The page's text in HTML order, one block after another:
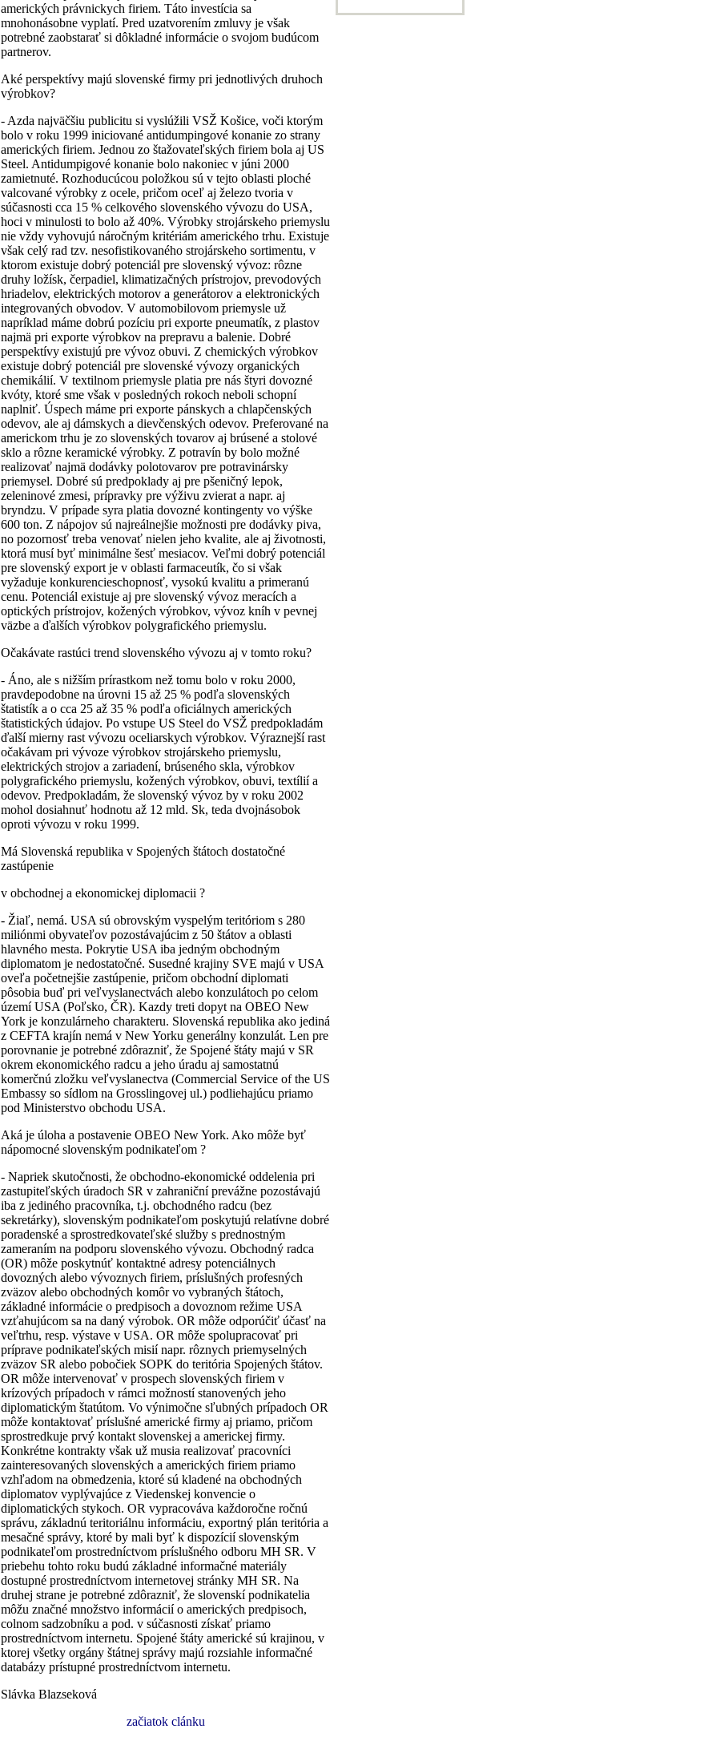
amerických právnickych firiem. Táto investícia sa
mnohonásobne vyplatí. Pred uzatvorením zmluvy je však
potrebné zaobstarať si dôkladné informácie o svojom budúcom
partnerov.
Aké perspektívy majú slovenské firmy pri jednotlivých druhoch
výrobkov?
- Azda najväčšiu publicitu si vyslúžili VSŽ Košice, voči ktorým
bolo v roku 1999 iniciované antidumpingové konanie zo strany
amerických firiem. Jednou zo štažovateľských firiem bola aj US
Steel. Antidumpigové konanie bolo nakoniec v júni 2000
zamietnuté. Rozhoducúcou položkou sú v tejto oblasti ploché
valcované výrobky z ocele, pričom oceľ aj železo tvoria v
súčasnosti cca 15 % celkového slovenského vývozu do USA,
hoci v minulosti to bolo až 40%. Výrobky strojárskeho priemyslu
nie vždy vyhovujú náročným kritériám amerického trhu. Existuje
však celý rad tzv. nesofistikovaného strojárskeho sortimentu, v
ktorom existuje dobrý potenciál pre slovenský vývoz: rôzne
druhy ložísk, čerpadiel, klimatizačných prístrojov, prevodových
hriadelov, elektrických motorov a generátorov a elektronických
integrovaných obvodov. V automobilovom priemysle už
napríklad máme dobrú pozíciu pri exporte pneumatík, z plastov
najmä pri exporte výrobkov na prepravu a balenie. Dobré
perspektívy existujú pre vývoz obuvi. Z chemických výrobkov
existuje dobrý potenciál pre slovenské vývozy organických
chemikálií. V textilnom priemysle platia pre nás štyri dovozné
kvóty, ktoré sme však v posledných rokoch neboli schopní
naplniť. Úspech máme pri exporte pánskych a chlapčenských
odevov, ale aj dámskych a dievčenských odevov. Preferované na
americkom trhu je zo slovenských tovarov aj brúsené a stolové
sklo a rôzne keramické výrobky. Z potravín by bolo možné
realizovať najmä dodávky polotovarov pre potravinársky
priemysel. Dobré sú predpoklady aj pre pšeničný lepok,
zeleninové zmesi, prípravky pre výživu zvierat a napr. aj
bryndzu. V prípade syra platia dovozné kontingenty vo výške
600 ton. Z nápojov sú najreálnejšie možnosti pre dodávky piva,
no pozornosť treba venovať nielen jeho kvalite, ale aj životnosti,
ktorá musí byť minimálne šesť mesiacov. Veľmi dobrý potenciál
pre slovenský export je v oblasti farmaceutík, čo si však
vyžaduje konkurencieschopnosť, vysokú kvalitu a primeranú
cenu. Potenciál existuje aj pre slovenský vývoz meracích a
optických prístrojov, kožených výrobkov, vývoz kníh v pevnej
väzbe a ďalších výrobkov polygrafického priemyslu.
Očakávate rastúci trend slovenského vývozu aj v tomto roku?
- Áno, ale s nižším prírastkom než tomu bolo v roku 2000,
pravdepodobne na úrovni 15 až 25 % podľa slovenských
štatistík a o cca 25 až 35 % podľa oficiálnych amerických
štatistických údajov. Po vstupe US Steel do VSŽ predpokladám
ďalší mierny rast vývozu oceliarskych výrobkov. Výraznejší rast
očakávam pri vývoze výrobkov strojárskeho priemyslu,
elektrických strojov a zariadení, brúseného skla, výrobkov
polygrafického priemyslu, kožených výrobkov, obuvi, textílií a
odevov. Predpokladám, že slovenský vývoz by v roku 2002
mohol dosiahnuť hodnotu až 12 mld. Sk, teda dvojnásobok
oproti vývozu v roku 1999.
Má Slovenská republika v Spojených štátoch dostatočné
zastúpenie
v obchodnej a ekonomickej diplomacii ?
- Žiaľ, nemá. USA sú obrovským vyspelým teritóriom s 280
miliónmi obyvateľov pozostávajúcim z 50 štátov a oblasti
hlavného mesta. Pokrytie USA iba jedným obchodným
diplomatom je nedostatočné. Susedné krajiny SVE majú v USA
oveľa početnejšie zastúpenie, pričom obchodní diplomati
pôsobia buď pri veľvyslanectvách alebo konzulátoch po celom
území USA (Poľsko, ČR). Kazdy treti dopyt na OBEO New
York je konzulárneho charakteru. Slovenská republika ako jediná
z CEFTA krajín nemá v New Yorku generálny konzulát. Len pre
porovnanie je potrebné zdôrazniť, že Spojené štáty majú v SR
okrem ekonomického radcu a jeho úradu aj samostatnú
komerčnú zložku veľvyslanectva (Commercial Service of the US
Embassy so sídlom na Grosslingovej ul.) podliehajúcu priamo
pod Ministerstvo obchodu USA.
Aká je úloha a postavenie OBEO New York. Ako môže byť
nápomocné slovenským podnikateľom ?
- Napriek skutočnosti, že obchodno-ekonomické oddelenia pri
zastupiteľských úradoch SR v zahraniční prevážne pozostávajú
iba z jediného pracovníka, t.j. obchodného radcu (bez
sekretárky), slovenským podnikateľom poskytujú relatívne dobré
poradenské a sprostredkovateľské služby s prednostným
zameraním na podporu slovenského vývozu. Obchodný radca
(OR) môže poskytnúť kontaktné adresy potenciálnych
dovozných alebo vývoznych firiem, príslušných profesných
zväzov alebo obchodných komôr vo vybraných štátoch,
základné informácie o predpisoch a dovoznom režime USA
vzťahujúcom sa na daný výrobok. OR môže odporúčiť účasť na
veľtrhu, resp. výstave v USA. OR môže spolupracovať pri
príprave podnikateľských misií napr. rôznych priemyselných
zväzov SR alebo pobočiek SOPK do teritória Spojených štátov.
OR môže intervenovať v prospech slovenských firiem v
krízových prípadoch v rámci možností stanovených jeho
diplomatickým štatútom. Vo výnimočne sľubných prípadoch OR
môže kontaktovať príslušné americké firmy aj priamo, pričom
sprostredkuje prvý kontakt slovenskej a americkej firmy.
Konkrétne kontrakty však už musia realizovať pracovníci
zainteresovaných slovenských a amerických firiem priamo
vzhľadom na obmedzenia, ktoré sú kladené na obchodných
diplomatov vyplývajúce z Viedenskej konvencie o
diplomatických stykoch. OR vypracováva každoročne ročnú
správu, základnú teritoriálnu informáciu, exportný plán teritória a
mesačné správy, ktoré by mali byť k dispozícií slovenským
podnikateľom prostredníctvom príslušného odboru MH SR. V
priebehu tohto roku budú základné informačné materiály
dostupné prostredníctvom internetovej stránky MH SR. Na
druhej strane je potrebné zdôrazniť, že slovenskí podnikatelia
môžu značné množstvo informácií o amerických predpisoch,
colnom sadzobníku a pod. v súčasnosti získať priamo
prostredníctvom internetu. Spojené štáty americké sú krajinou, v
ktorej všetky orgány štátnej správy majú rozsiahle informačné
databázy prístupné prostredníctvom internetu.
Slávka Blazseková
začiatok clánku